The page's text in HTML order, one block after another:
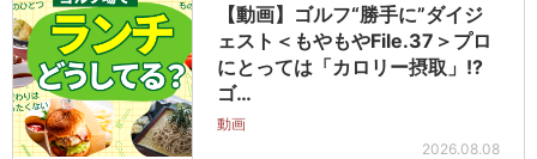
【動画】ゴルフ“勝手に”ダイジ
ェスト＜もやもやFile.37＞プロ
にとっては「カロリー摂取」!?
ゴ…
動画
2026.08.08